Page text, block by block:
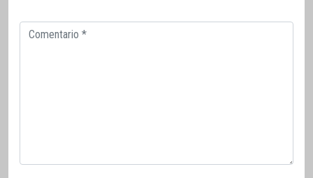
Comentario